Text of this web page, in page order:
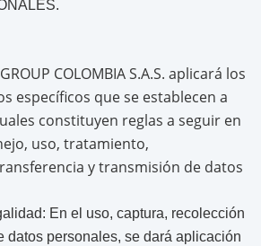
COLOMBIA S.A.S. aplicará los
específicos que se establecen a
constituyen reglas a seguir en
uso, tratamiento,
y transmisión de datos
En el uso, captura, recolección
datos personales, se dará aplicación